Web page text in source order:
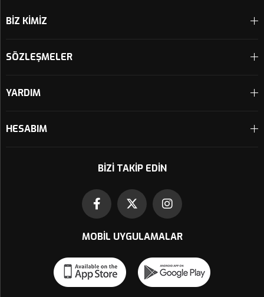
BİZ KİMİZ
SÖZLEŞMELER
YARDIM
HESABIM
BIZI TAKIP EDIN
MOBIL UYGULAMALAR